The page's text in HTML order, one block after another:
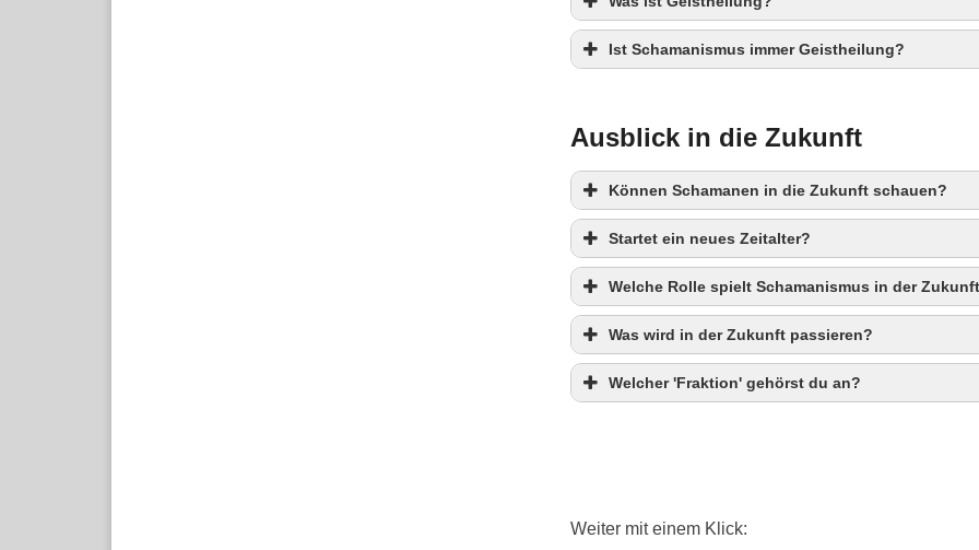
Ist Schamanismus immer Geistheilung?
Ausblick in die Zukunft
Können Schamanen in die Zukunft schauen?
Startet ein neues Zeitalter?
Welche Rolle spielt Schamanismus in der
Was wird in der Zukunft passieren?
Welcher 'Fraktion' gehörst du an?
Weiter mit einem Klick: